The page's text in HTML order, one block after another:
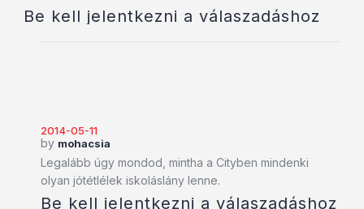
Be kell jelentkezni a válaszadáshoz
2014-05-11
by mohacsia
Legalább úgy mondod, mintha a Cityben mindenki
olyan jótétlélek iskoláslány lenne.
Be kell jelentkezni a válaszadáshoz